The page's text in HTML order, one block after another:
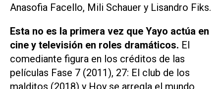
Anasofia Facello, Mili Schauer y Lisandro Fiks.
Esta no es la primera vez que Yayo actúa en
cine y televisión en roles dramáticos. El
comediante figura en los créditos de las
películas Fase 7 (2011), 27: El club de los